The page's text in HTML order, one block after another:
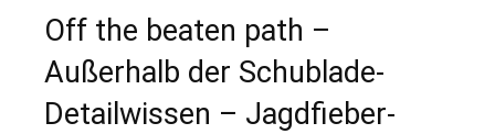
Off the beaten path –
Außerhalb der Schublade-
Detailwissen – Jagdfieber-